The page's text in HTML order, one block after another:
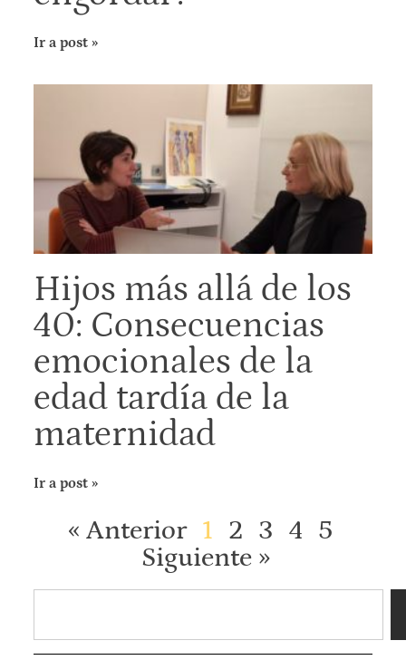
Ir a post »
Hijos más allá de los
40: Consecuencias
emocionales de la
edad tardía de la
maternidad
Ir a post »
« Anterior 1 2 3 4 5
Siguiente »